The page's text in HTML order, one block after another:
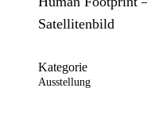
Satellitenbild
Kategorie
Ausstellung